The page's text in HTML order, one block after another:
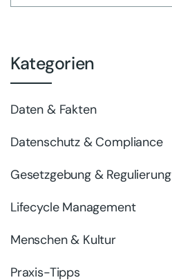
Kategorien
Daten & Fakten
Datenschutz & Compliance
Gesetzgebung & Regulierung
Lifecycle Management
Menschen & Kultur
Praxis-Tipps